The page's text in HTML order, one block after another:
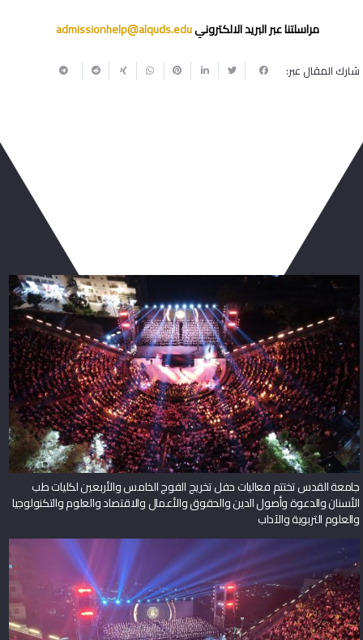
مراسلتنا عبر البريد الالكترونيadmissionhelp@alquds.edu
شارك المقال عبر:
جامعة القدس تختتم فعاليات حفل تخريج الفوج الخامس والأربعين لكليات طب
الأسنان والدعوة وأصول الدين والحقوق والأعمال والاقتصاد والعلوم والتكنولوجيا
والعلوم التربوية والآداب